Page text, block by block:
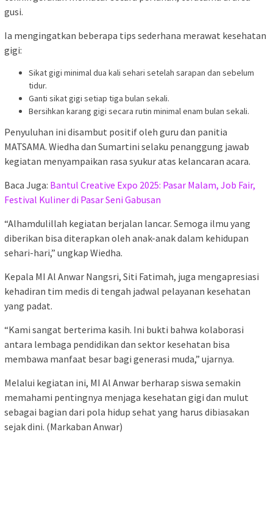
gusi.
Ia mengingatkan beberapa tips sederhana merawat kesehatan
gigi:
Sikat gigi minimal dua kali sehari setelah sarapan dan sebelum
tidur.
Ganti sikat gigi setiap tiga bulan sekali.
Bersihkan karang gigi secara rutin minimal enam bulan sekali.
Penyuluhan ini disambut positif oleh guru dan panitia
MATSAMA. Wiedha dan Sumartini selaku penanggung jawab
kegiatan menyampaikan rasa syukur atas kelancaran acara.
Baca Juga: Bantul Creative Expo 2025: Pasar Malam, Job Fair,
Festival Kuliner di Pasar Seni Gabusan
“Alhamdulillah kegiatan berjalan lancar. Semoga ilmu yang
diberikan bisa diterapkan oleh anak-anak dalam kehidupan
sehari-hari,” ungkap Wiedha.
Kepala MI Al Anwar Nangsri, Siti Fatimah, juga mengapresiasi
kehadiran tim medis di tengah jadwal pelayanan kesehatan
yang padat.
“Kami sangat berterima kasih. Ini bukti bahwa kolaborasi
antara lembaga pendidikan dan sektor kesehatan bisa
membawa manfaat besar bagi generasi muda,” ujarnya.
Melalui kegiatan ini, MI Al Anwar berharap siswa semakin
memahami pentingnya menjaga kesehatan gigi dan mulut
sebagai bagian dari pola hidup sehat yang harus dibiasakan
sejak dini. (Markaban Anwar)